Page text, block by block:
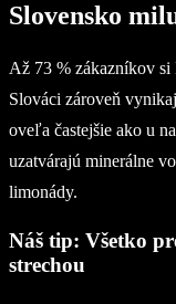
Slovensko
Až 73 % zákazníkov
Slováci zároveň
oveľa častejšie ako u
uzatvárajú minerálne
limonády.
Náš tip: Všetko
strechou